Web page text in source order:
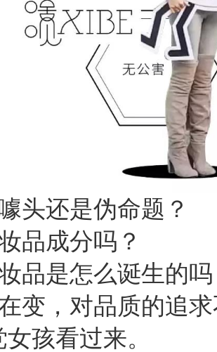
头还是伪命题？
品成分吗？
品是怎么诞生的
变，对品质的追
孩看过来。